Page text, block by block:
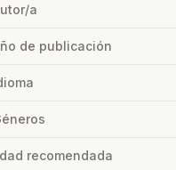
a
de publicación
recomendada